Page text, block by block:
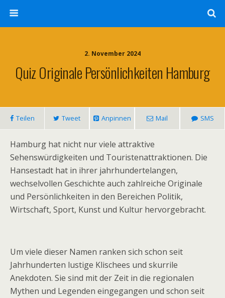
2. November 2024
Quiz Originale Persönlichkeiten Hamburg
Teilen Tweet Anpinnen Mail SMS
Hamburg hat nicht nur viele attraktive
Sehenswürdigkeiten und Touristenattraktionen. Die
Hansestadt hat in ihrer jahrhundertelangen,
wechselvollen Geschichte auch zahlreiche Originale
und Persönlichkeiten in den Bereichen Politik,
Wirtschaft, Sport, Kunst und Kultur hervorgebracht.
Um viele dieser Namen ranken sich schon seit
Jahrhunderten lustige Klischees und skurrile
Anekdoten. Sie sind mit der Zeit in die regionalen
Mythen und Legenden eingegangen und schon seit